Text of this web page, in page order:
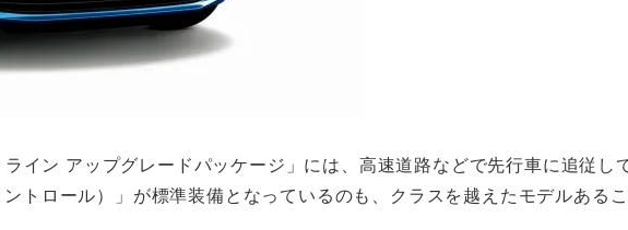
イン アップグレードパッケージ」には、高速道路などで先行車に追従し
トロール）」が標準装備となっているのも、クラスを越えたモデルある